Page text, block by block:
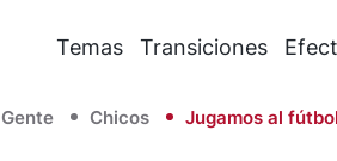
Temas Transiciones
Gente Chicos Jugamos al